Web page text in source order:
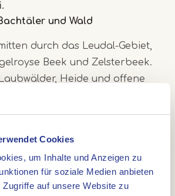
Cookies
um Inhalte und Anzeigen zu
für soziale Medien anbieten
auf unsere Website zu
und Wald
durch das Leudal-Gebiet,
Beek und Zelsterbeek.
Heide und offene
kommst du an der Sint-
Aussichtspunkt Litsberg und